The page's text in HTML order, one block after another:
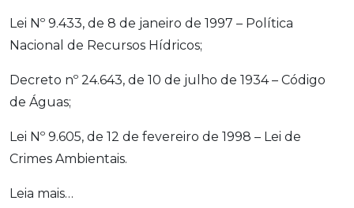
Lei Nº 9.433, de 8 de janeiro de 1997 – Política
Nacional de Recursos Hídricos;
Decreto nº 24.643, de 10 de julho de 1934 – Código
de Águas;
Lei Nº 9.605, de 12 de fevereiro de 1998 – Lei de
Crimes Ambientais.
Leia mais…